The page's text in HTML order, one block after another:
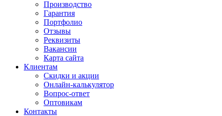
Производство
Гарантия
Портфолио
Отзывы
Реквизиты
Вакансии
Карта сайта
Клиентам
Скидки и акции
Онлайн-калькулятор
Вопрос-ответ
Оптовикам
Контакты